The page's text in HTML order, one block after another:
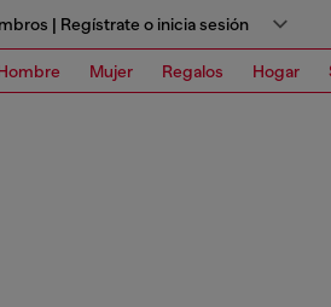
| Regístrate o inicia sesión
Mujer Regalos Hogar